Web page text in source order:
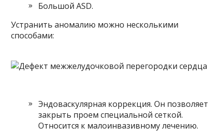
Большой ASD.
Устранить аномалию можно несколькими
способами:
Эндоваскулярная коррекция. Он позволяет
закрыть проем специальной сеткой.
Относится к малоинвазивному лечению.